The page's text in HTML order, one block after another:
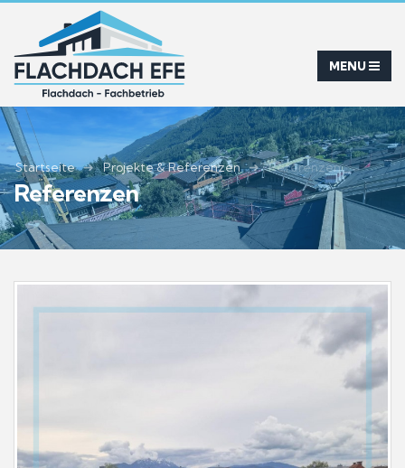
Startseite Projekte & Referenzen Referenzen
Referenzen